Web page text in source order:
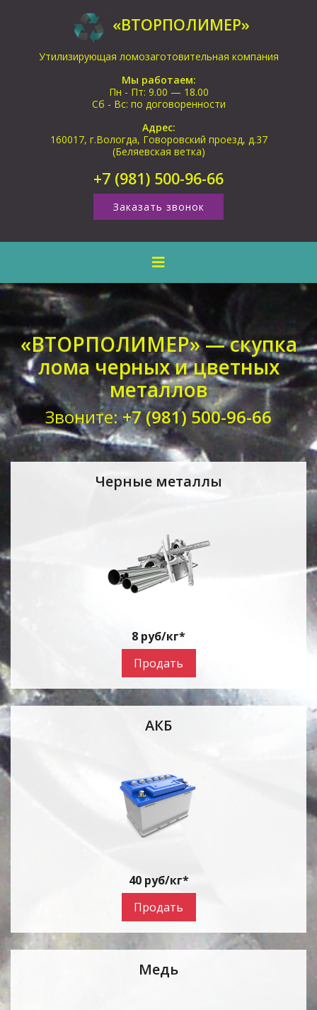
«ВТОРПОЛИМЕР»
Утилизирующая ломозаготовительная компания
Мы работаем:
Пн - Пт: 9.00 — 18.00
Сб - Вс: по договоренности
Адрес:
160017, г.Вологда, Говоровский проезд, д.37
(Беляевская ветка)
+7 (981) 500-96-66
Заказать звонок
«ВТОРПОЛИМЕР» — скупка
лома черных и цветных
металлов
Звоните:+7 (981) 500-96-66
Черные металлы
8 руб/кг*
Продать
АКБ
40 руб/кг*
Продать
Медь